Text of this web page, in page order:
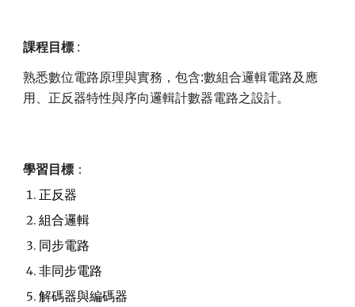
課程目標 :
熟悉數位電路原理與實務，包含:數組合邏輯電路及應
用、正反器特性與序向邏輯計數器電路之設計。
學習目標 ：
正反器
組合邏輯
同步電路
非同步電路
解碼器與編碼器